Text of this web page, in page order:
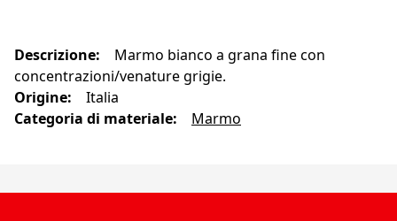
Descrizione:
Marmo bianco a grana fine con
concentrazioni/venature grigie.
Origine:
Italia
Categoria di materiale: Marmo